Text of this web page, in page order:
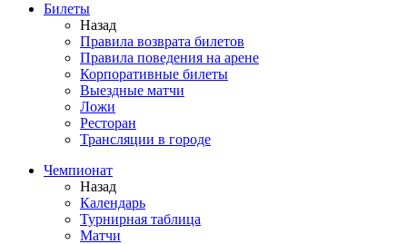
Билеты
Назад
Правила возврата билетов
Правила поведения на арене
Корпоративные билеты
Выездные матчи
Ложи
Ресторан
Трансляции в городе
Чемпионат
Назад
Календарь
Турнирная таблица
Матчи